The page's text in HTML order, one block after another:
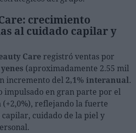
crecimiento
al cuidado capilar y
Care registró ventas por
(aproximadamente 2.55 mil
incremento del2,1% interanual.
impulsado en gran parte por el
reflejando la fuerte
cuidado de la piel y